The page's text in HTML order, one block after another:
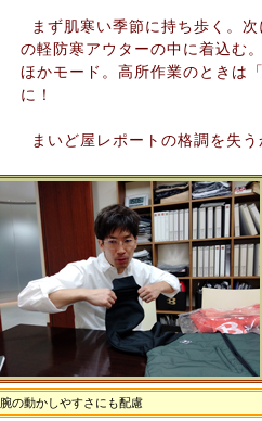
まず肌寒い季節に持ち歩く。
の軽防寒アウターの中に着込む
ほかモード。高所作業のときは
に！
まいど屋レポートの格調を失
腕の動かしやすさにも配慮